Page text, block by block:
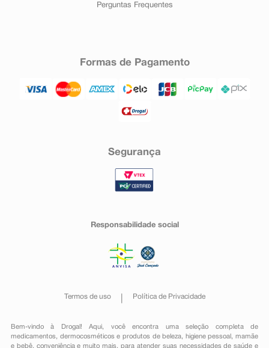
Perguntas Frequentes
Formas de Pagamento
Segurança
Responsabilidade social
Termos de uso Política de Privacidade
Bem-vindo à Drogal! Aqui, você encontra uma seleção completa de
medicamentos , dermocosméticos e produtos de beleza, higiene pessoal ,mamãe
e bebê, conveniênciae muito mais, para atender suas necessidades de saúde e